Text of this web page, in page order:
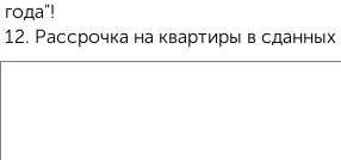
года"!
12. Рассрочка на квартиры в